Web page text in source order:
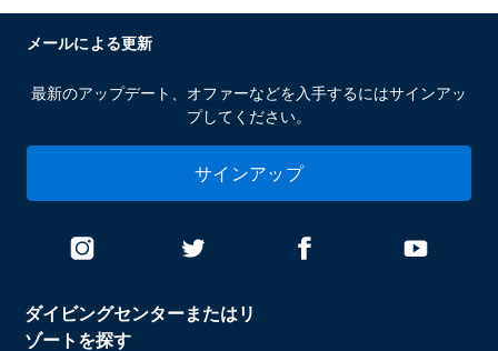
ダイビングセンターまたはリ
ゾートを探す
メールによる更新
最新のアップデート、オファーなどを入手するにはサインアッ
プしてください。
サインアップ